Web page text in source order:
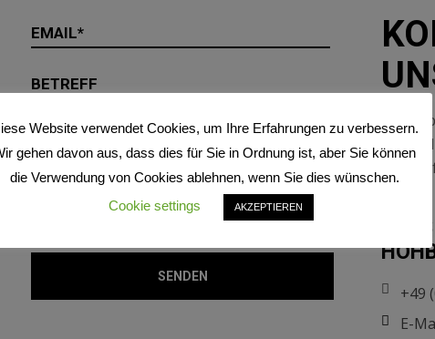
oder
+49
E-
Website verwendet Cookies, um Ihre Erfahrungen zu verbessern.
gehen davon aus, dass dies für Sie in Ordnung ist, aber Sie können
die Verwendung von Cookies ablehnen, wenn Sie dies wünschen.
Cookie settings
AKZEPTIEREN